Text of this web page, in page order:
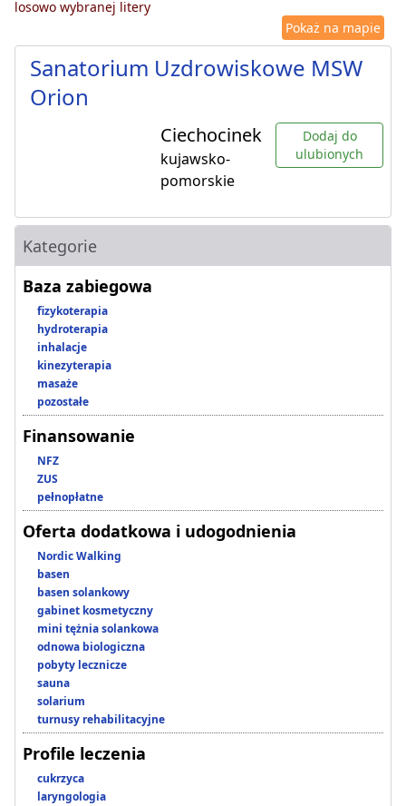
losowo wybranej litery
Pokaż na mapie
Sanatorium Uzdrowiskowe MSW
Orion
Ciechocinek
kujawsko-
pomorskie
Dodaj do
ulubionych
Kategorie
Baza zabiegowa
fizykoterapia
hydroterapia
inhalacje
kinezyterapia
masaże
pozostałe
Finansowanie
NFZ
ZUS
pełnopłatne
Oferta dodatkowa i udogodnienia
Nordic Walking
basen
basen solankowy
gabinet kosmetyczny
mini tężnia solankowa
odnowa biologiczna
pobyty lecznicze
sauna
solarium
turnusy rehabilitacyjne
Profile leczenia
cukrzyca
laryngologia